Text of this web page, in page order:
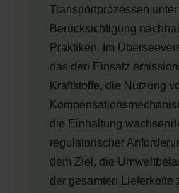
Transportprozessen unter
Berücksichtigung
Praktiken. Im
das den Einsatz
Kraftstoffe, die Nutzung
die Einhaltung
regulatorischer
dem Ziel, die
der gesamten Lieferkette